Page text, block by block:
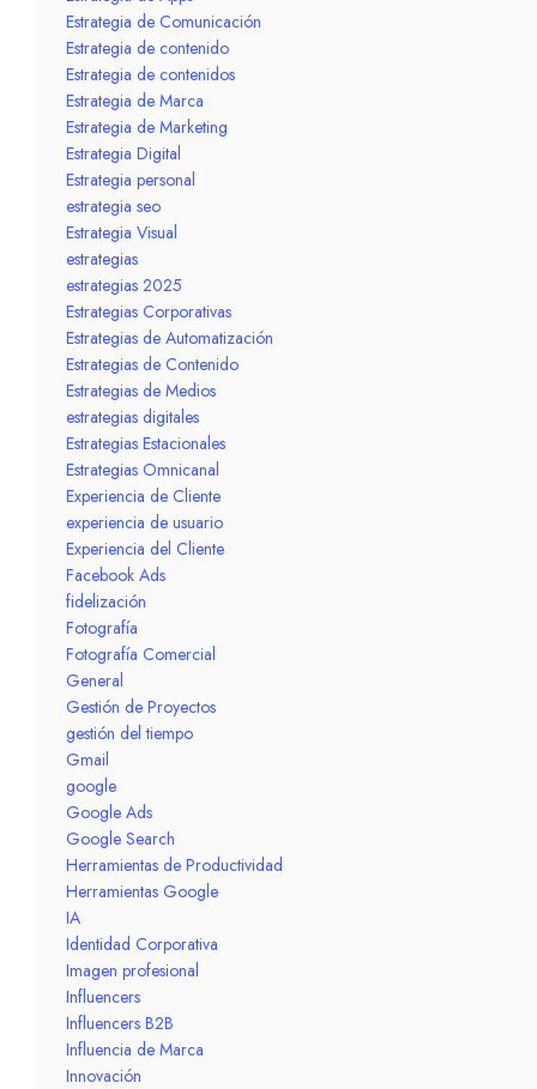
Estrategia de Comunicación
Estrategia de contenido
Estrategia de contenidos
Estrategia de Marca
Estrategia de Marketing
Estrategia Digital
Estrategia personal
estrategia seo
Estrategia Visual
estrategias
estrategias 2025
Estrategias Corporativas
Estrategias de Automatización
Estrategias de Contenido
Estrategias de Medios
estrategias digitales
Estrategias Estacionales
Estrategias Omnicanal
Experiencia de Cliente
experiencia de usuario
Experiencia del Cliente
Facebook Ads
fidelización
Fotografía
Fotografía Comercial
General
Gestión de Proyectos
gestión del tiempo
Gmail
google
Google Ads
Google Search
Herramientas de Productividad
Herramientas Google
IA
Identidad Corporativa
Imagen profesional
Influencers
Influencers B2B
Influencia de Marca
Innovación